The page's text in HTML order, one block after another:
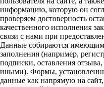
информацию, которую он
проверяем достоверность
качественного исполнения
связи с нами при
Данные собираются
заполнения (например,
подписки, оставления
иными). Формы,
данные как напрямую на